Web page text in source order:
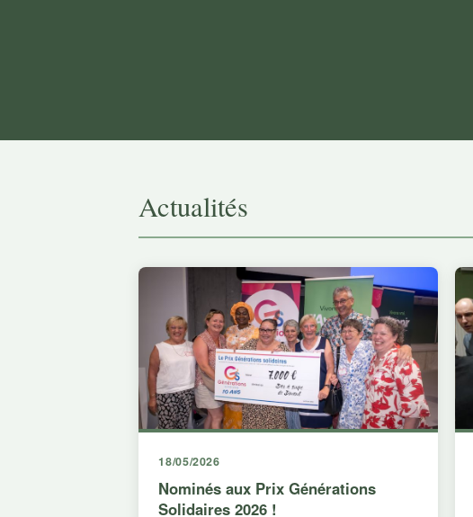
Actualités
18/05/2026
Nominés aux Prix Générations
Solidaires 2026 !